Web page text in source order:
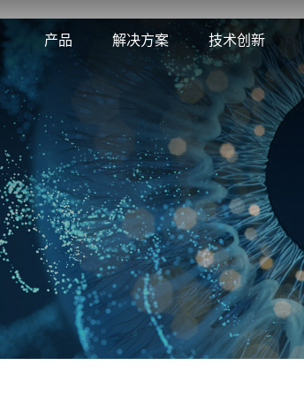
产品 解决方案 技术创新